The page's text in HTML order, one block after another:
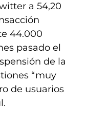
a 54,20
44.000
pasado el
de la
“muy
de usuarios